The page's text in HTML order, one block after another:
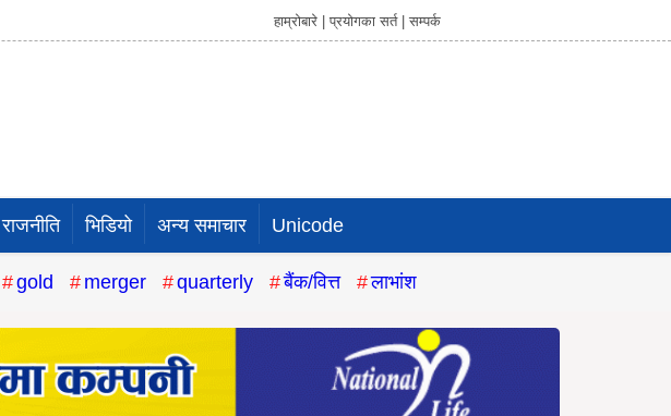
हाम्रोबारे | प्रयोगका सर्त | सम्पर्क
राजनीति भिडियो अन्य समाचार Unicode
gold merger quarterly बैंक/वित्त लाभांश